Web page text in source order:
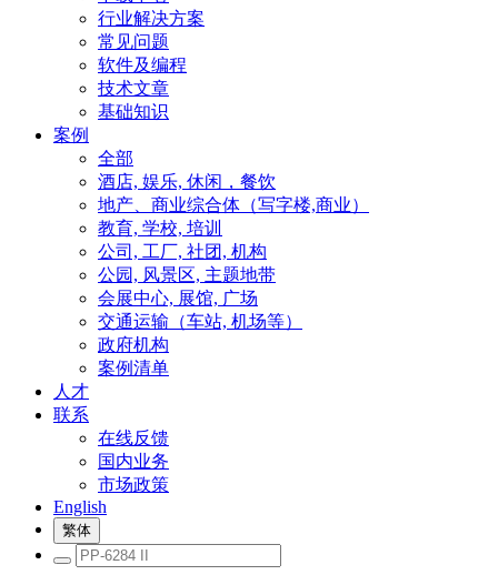
行业解决方案
常见问题
软件及编程
技术文章
基础知识
案例
全部
酒店, 娱乐, 休闲，餐饮
地产、商业综合体（写字楼,商业）
教育, 学校, 培训
公司, 工厂, 社团, 机构
公园, 风景区, 主题地带
会展中心, 展馆, 广场
交通运输（车站, 机场等）
政府机构
案例清单
人才
联系
在线反馈
国内业务
市场政策
English
繁体